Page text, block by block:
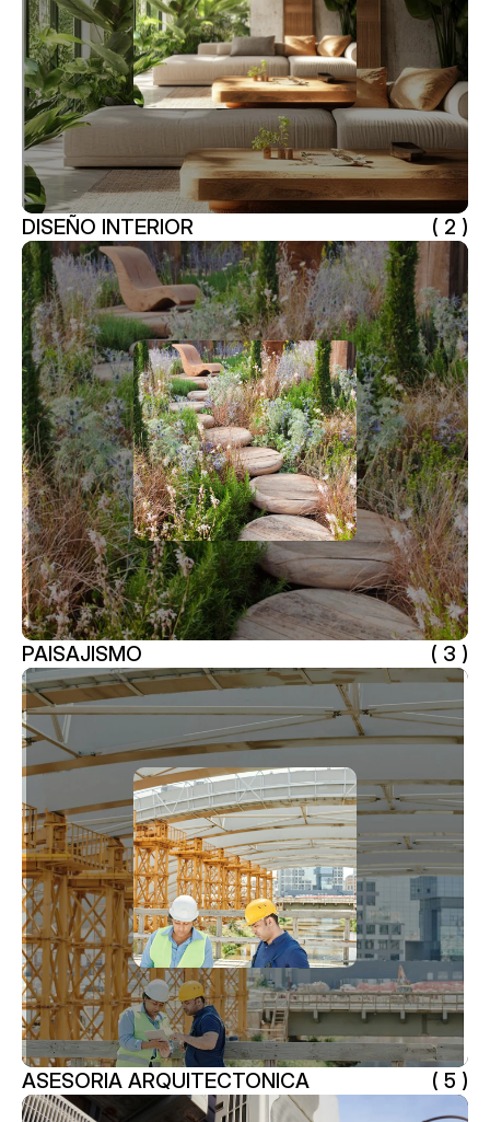
DISEÑO INTERIOR
DISEÑO INTERIOR
( 2 )
PAISAJISMO
PAISAJISMO
( 3 )
ASESORIA ARQUITECTONICA
ASESORIA ARQUITECTONICA
( 5 )